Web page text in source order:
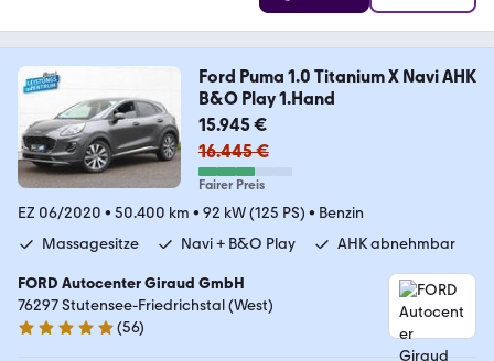
Ford Puma 1.0 Titanium X Navi AHK
B&O Play 1.Hand
15.945 €
16.445 €
Fairer Preis
EZ 06/2020 • 50.400 km • 92 kW (125 PS) • Benzin
Massagesitze
Navi + B&O Play AHK abnehmbar
FORD Autocenter Giraud GmbH
76297 Stutensee-Friedrichstal (West)
5 Sterne
(56)